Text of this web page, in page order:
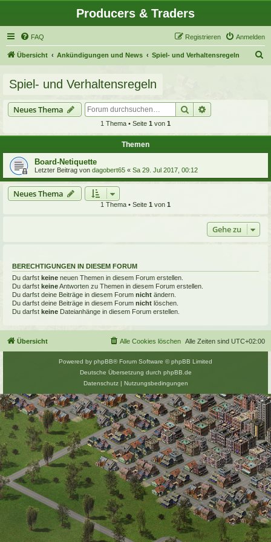
Producers & Traders
FAQ Anmelden
Registrieren
Übersicht Ankündigungen und News Spiel- und Verhaltensregeln
Spiel- und Verhaltensregeln
Neues Thema Suche
1 Thema • Seite 1 von 1
Themen
Board-Netiquette
Letzter Beitrag von dagobert65 « Sa 29. Jul 2017, 00:12
Neues Thema
1 Thema • Seite 1 von 1
Gehe zu
BERECHTIGUNGEN IN DIESEM FORUM
Du darfst keine neuen Themen in diesem Forum erstellen.
Du darfst keineAntworten zu Themen in diesem Forum erstellen.
Du darfst deine Beiträge in diesem Forum nicht ändern.
Du darfst deine Beiträge in diesem Forum nicht löschen.
Du darfst keine Dateianhänge in diesem Forum erstellen.
Übersicht Alle Zeiten sind UTC+02:00
Alle Cookies löschen
Powered by phpBB® Forum Software © phpBB Limited
Deutsche Übersetzung durch phpBB.de
Datenschutz| Nutzungsbedingungen